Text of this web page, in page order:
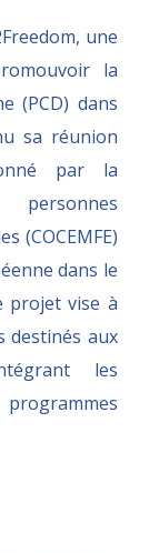
une
la
(PCD) dans
sa réunion
par la
personnes
(COCEMFE)
dans le
projet vise à
destinés aux
les